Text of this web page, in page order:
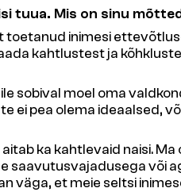
tuua. Mis on sinu
inimesi
kahtlustest ja
sobival moel oma
pea olema ideaalsed,
ka kahtlevaid naisi. Ma
saavutusvajadusega või
väga, et meie seltsi